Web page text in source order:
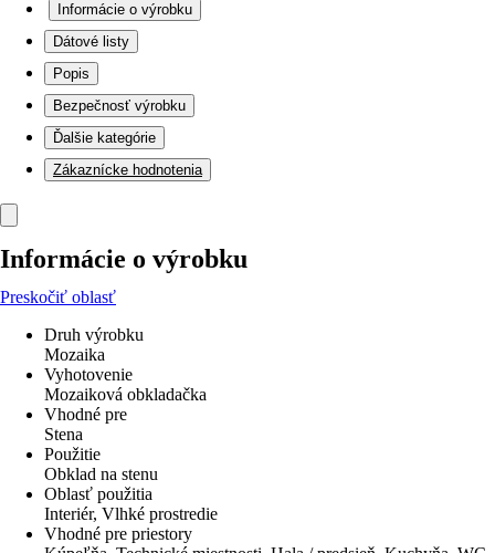
Informácie o výrobku
Dátové listy
Popis
Bezpečnosť výrobku
Ďalšie kategórie
Zákaznícke hodnotenia
Informácie o výrobku
Preskočiť oblasť
Druh výrobku
Mozaika
Vyhotovenie
Mozaiková obkladačka
Vhodné pre
Stena
Použitie
Obklad na stenu
Oblasť použitia
Interiér, Vlhké prostredie
Vhodné pre priestory